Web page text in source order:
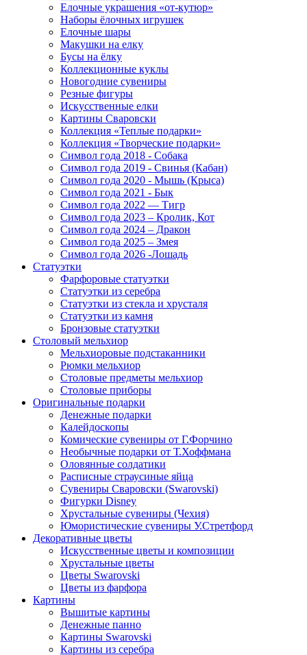
Елочные украшения «от-кутюр»
Наборы ёлочных игрушек
Елочные шары
Макушки на елку
Бусы на ёлку
Коллекционные куклы
Новогодние сувениры
Резные фигуры
Искусственные елки
Картины Сваровски
Коллекция «Теплые подарки»
Коллекция «Творческие подарки»
Символ года 2018 - Собака
Символ года 2019 - Свинья (Кабан)
Символ года 2020 - Мышь (Крыса)
Символ года 2021 - Бык
Символ года 2022 — Тигр
Символ года 2023 – Кролик, Кот
Символ года 2024 – Дракон
Символ года 2025 – Змея
Символ года 2026 -Лошадь
Статуэтки
Фарфоровые статуэтки
Статуэтки из серебра
Статуэтки из стекла и хрусталя
Статуэтки из камня
Бронзовые статуэтки
Столовый мельхиор
Мельхиоровые подстаканники
Рюмки мельхиор
Столовые предметы мельхиор
Столовые приборы
Оригинальные подарки
Денежные подарки
Калейдоскопы
Комические сувениры от Г.Форчино
Необычные подарки от Т.Хоффмана
Оловянные солдатики
Расписные страусиные яйца
Сувениры Сваровски (Swarovski)
Фигурки Disney
Хрустальные сувениры (Чехия)
Юмористические сувениры У.Стретфорд
Декоративные цветы
Искусственные цветы и композиции
Хрустальные цветы
Цветы Swarovski
Цветы из фарфора
Картины
Вышитые картины
Денежные панно
Картины Swarovski
Картины из серебра